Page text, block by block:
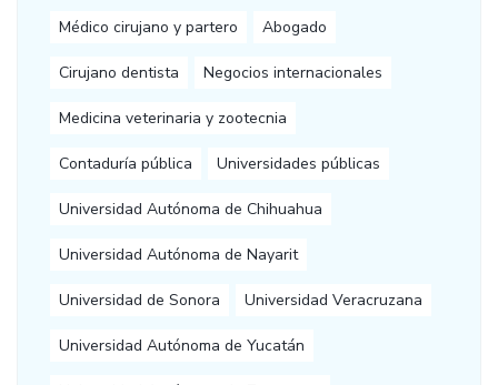
Médico cirujano y partero Abogado
Cirujano dentista Negocios internacionales
Medicina veterinaria y zootecnia
Contaduría pública Universidades públicas
Universidad Autónoma de Chihuahua
Universidad Autónoma de Nayarit
Universidad de Sonora Universidad Veracruzana
Universidad Autónoma de Yucatán